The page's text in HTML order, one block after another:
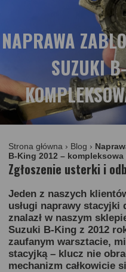
NAPRAWA
SUZUKI
Strona główna › Blog ›
B-King 2012 –
Zgłoszenie usterki i
Jeden z naszych
usługi naprawy
znalazł w naszym
Suzuki B-King z 2012
zaufanym warsztacie,
stacyjką – klucz nie
mechanizm całkowicie